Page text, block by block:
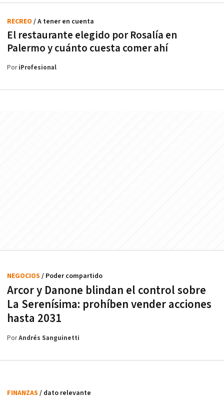
El restaurante elegido por Rosalía en
Palermo y cuánto cuesta comer ahí
RECREO / A tener en cuenta
PoriProfesional
Arcor y Danone blindan el control sobre
La Serenísima: prohíben vender acciones
hasta 2031
NEGOCIOS / Poder compartido
PorAndrés Sanguinetti
FINANZAS / dato relevante